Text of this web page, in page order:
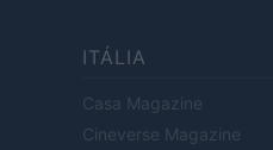
ITÁLIA
Casa Magazine
Cineverse Magazine